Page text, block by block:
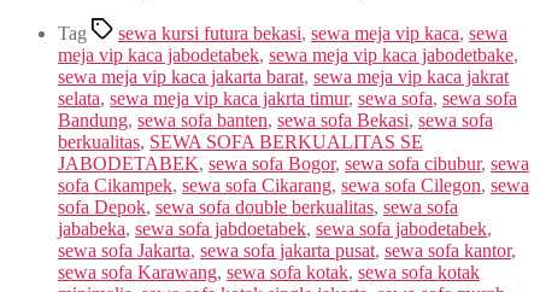
Tag sewa kursi futura bekasi, sewa meja vip kaca, sewa
meja vip kaca jabodetabek, sewa meja vip kaca jabodetbake,
sewa meja vip kaca jakarta barat, sewa meja vip kaca jakrat
selata, sewa meja vip kaca jakrta timur, sewa sofa, sewa sofa
Bandung, sewa sofa banten, sewa sofa Bekasi, sewa sofa
berkualitas, SEWA SOFA BERKUALITAS SE
JABODETABEK, sewa sofa Bogor, sewa sofa cibubur, sewa
sofa Cikampek, sewa sofa Cikarang, sewa sofa Cilegon, sewa
sofa Depok, sewa sofa double berkualitas, sewa sofa
jababeka, sewa sofa jabdoetabek, sewa sofa jabodetabek,
sewa sofa Jakarta, sewa sofa jakarta pusat, sewa sofa kantor,
sewa sofa Karawang, sewa sofa kotak, sewa sofa kotak